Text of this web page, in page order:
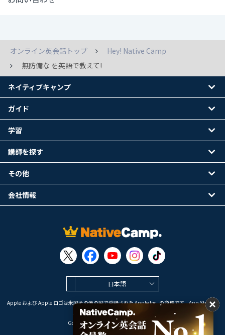
オンライン英会話トップ
Hey! Native Camp
無防備な を英語で教えて!
日本語
Apple および Apple ロゴは米国その他の国で登録された Apple Inc. の商標です。App Store は
Apple Inc. のサービスマークです。
Google Play は Google LLC の商標です。
ネイティブキャンプ
ガイド
学習
講師を探す
その他
会社情報